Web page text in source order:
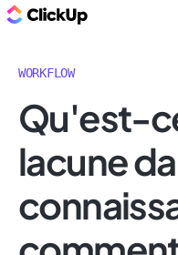
WORKFLOW
Qu'est-
lacune